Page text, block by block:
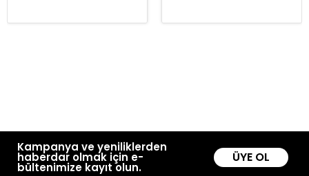
Kampanya ve yeniliklerden
haberdar olmak için e-
bültenimize kayıt olun.
ÜYE OL